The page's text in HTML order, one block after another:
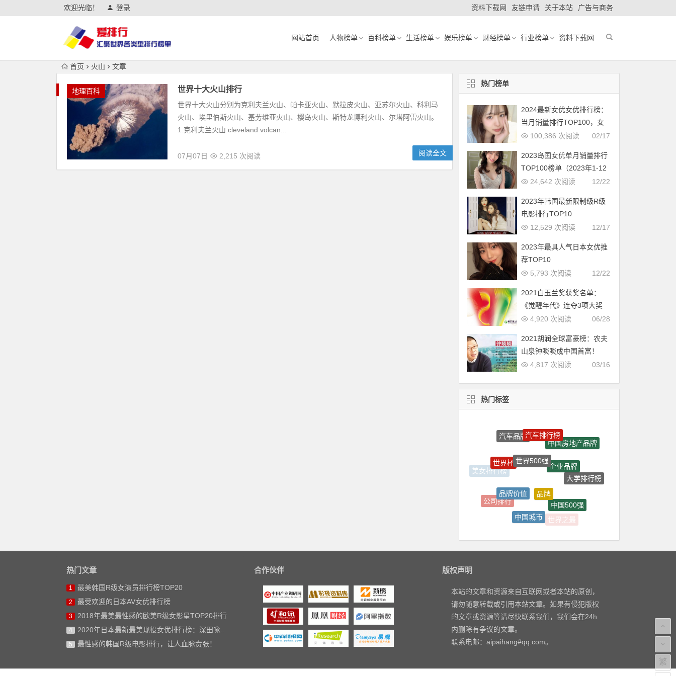
欢迎光临！ 登录 资料下载网 友链申请 关于本站 广告与商务
网站首页 人物榜单 百科榜单 生活榜单 娱乐榜单 财经榜单 行业榜单 资料下载网
首页 火山 文章
地理百科 世界十大火山排行
世界十大火山分别为克利夫兰火山、帕卡亚火山、默拉皮火山、亚苏尔火山、科利马
火山、埃里伯斯火山、基劳维亚火山、樱岛火山、斯特龙博利火山、尔塔阿雷火山。
1.克利夫兰火山 cleveland volcan...
07月07日 2,215 次阅读 阅读全文
热门榜单
2024最新女优女优排行榜：
当月销量排行TOP100，女
优新人多多（2024年1月，
02/17
100,386 次阅读
2023岛国女优单月销量排行
TOP100榜单（2023年1-12
月更新完毕）
12/22
24,642 次阅读
2023年韩国最新限制级R级
电影排行TOP10
12/17
12,529 次阅读
2023年最具人气日本女优推
荐TOP10
12/22
5,793 次阅读
2021白玉兰奖获奖名单：
《觉醒年代》连夺3项大奖
06/28
4,920 次阅读
2021胡润全球富豪榜：农夫
山泉钟睒睒成中国首富！
03/16
4,817 次阅读
热门标签
汽车品牌汽车排行榜
中国房地产品牌
美女排行榜
世界杯
世界500强
企业品牌
大学排行榜
公司排行
品牌价值
品牌
中国500强
世界之最
上市公司
中国城市
热门文章
1 最美韩国R级女演员排行榜TOP20
2 最受欢迎的日本AV女优排行榜
3 2018年最美最性感的欧美R级女影星TOP20排行
4 2020年日本最新最美现役女优排行榜：深田咏美仅排第二
5 最性感的韩国R级电影排行，让人血脉贲张！
合作伙伴 版权声明
本站的文章和资源来自互联网或者本站的原创，
请勿随意转载或引用本站文章。如果有侵犯版权
的文章或资源等请尽快联系我们，我们会在24h
内删除有争议的文章。
联系电邮：aipaihang#qq.com。
繁